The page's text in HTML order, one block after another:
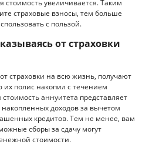
стоимость увеличивается. Таким
страховые взносы, тем больше
с пользой.
от страховки
страховки на всю жизнь, получают
полис накопил с течением
аннуитета представляет
доходов за вычетом
кредитов. Тем не менее, вам
сборы за сдачу могут
стоимости.